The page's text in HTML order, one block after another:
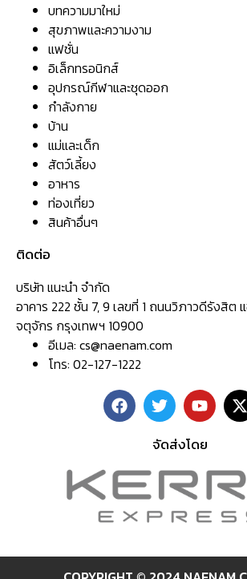
บทความมาใหม่
สุขภาพและความงาม
แฟชั่น
อิเล็กทรอนิกส์
อุปกรณ์กีฬาและชุดออก
กำลังกาย
บ้าน
แม่และเด็ก
สัตว์เลี้ยง
อาหาร
ท่องเที่ยว
สินค้าอื่นๆ
ติดต่อ
บริษัท แนะนำ จำกัด
อาคาร 222 ชั้น 7, 9 เลขที่ 1 ถนนวิภาวดีรังสิต
จตุจักร กรุงเทพฯ 10900
อีเมล: cs@naenam.com
โทร: 02-127-1222
จัดส่งโดย